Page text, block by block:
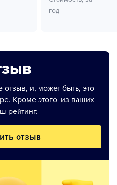
год
отзыв, и, может быть, это
Кроме этого, из ваших
рейтинг.
отзыв